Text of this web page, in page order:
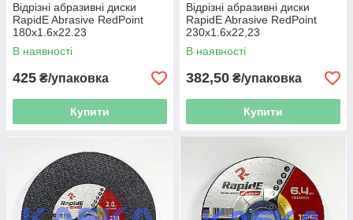
Відрізні абразивні диски
RapidE Abrasive RedPoint
180x1.6x22.23
В наявності
425 ₴/упаковка
Купити
Відрізні абразивні диски
RapidE Abrasive RedPoint
230x1.6x22,23
В наявності
382,50 ₴/упаковка
Купити